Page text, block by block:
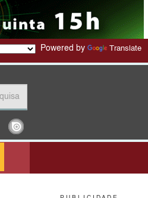
Powered by Translate